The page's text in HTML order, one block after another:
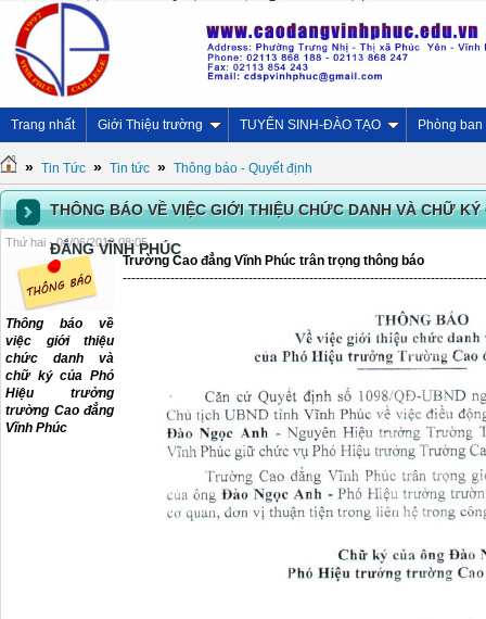
Trang nhất Giới Thiệu trường TUYỂN SINH-ĐÀO TẠO Phòng ban
» Tin Tức » Tin tức » Thông báo - Quyết định
THÔNG BÁO VỀ VIỆC GIỚI THIỆU CHỨC DANH VÀ CHỮ
ĐẲNG VĨNH PHÚC
Thứ hai - 04/06/2018 08:05
Thông báo về
việc giới thiệu
chức danh và
chữ ký của Phó
Hiệu trưởng
trường Cao đẳng
Vĩnh Phúc
Trường Cao đẳng Vĩnh Phúc trân trọng thông báo